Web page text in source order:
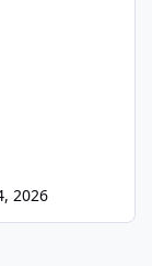
2026